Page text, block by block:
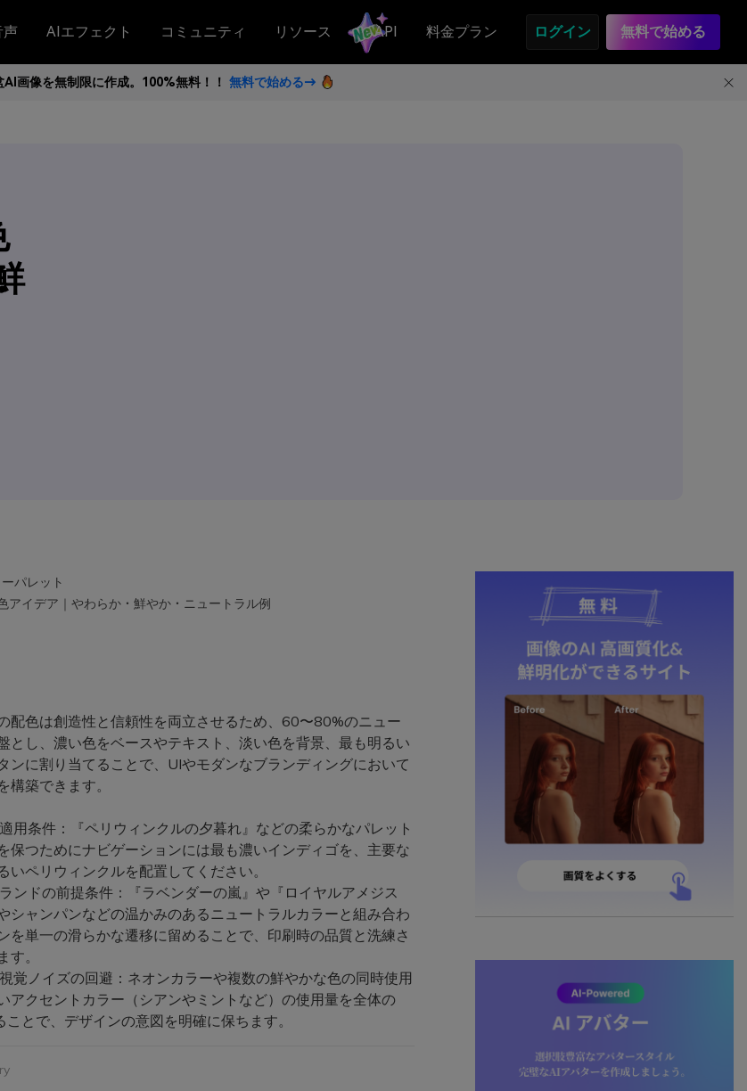
声 AIエフェクト コミュニティ リソース API 料金プラン ログイン 無料で始める
AI画像を無制限に作成。100%無料！！ 無料で始める→
パレット
アイデア｜やわらか・鮮やか・ニュートラル例
配色は創造性と信頼性を両立させるため、60〜80%のニュー
とし、濃い色をベースやテキスト、淡い色を背景、最も明るい
ンに割り当てることで、UIやモダンなブランディングにおいて
構築できます。
条件：『ペリウィンクルの夕暮れ』などの柔らかなパレット
保つためにナビゲーションには最も濃いインディゴを、主要な
いペリウィンクルを配置してください。
ドの前提条件：『ラベンダーの嵐』や『ロイヤルアメジス
シャンパンなどの温かみのあるニュートラルカラーと組み合わ
を単一の滑らかな遷移に留めることで、印刷時の品質と洗練さ
。
ノイズの回避：ネオンカラーや複数の鮮やかな色の同時使用
アクセントカラー（シアンやミントなど）の使用量を全体の
とで、デザインの意図を明確に保ちます。